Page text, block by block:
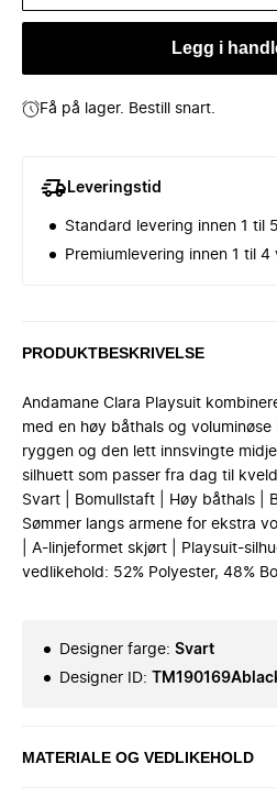
Legg i
Få på lager. Bestill snart.
Leveringstid
Standard levering innen 1 til
Premiumlevering innen 1 til
PRODUKTBESKRIVELSE
Andamane Clara Playsuit
med en høy båthals og
ryggen og den lett innsvingte
silhuett som passer fra dag til
Svart | Bomullstaft | Høy båthals |
Sømmer langs armene for ekstra
| A-linjeformet skjørt | Playsuit-
vedlikehold: 52% Polyester, 48%
Designer farge: Svart
Designer ID:
MATERIALE OG VEDLIKEHOLD